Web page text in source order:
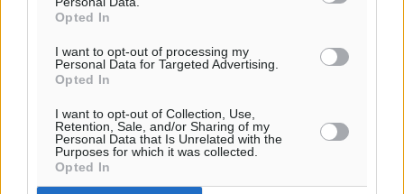
Opted In
I want to opt-out of processing my
Personal Data for Targeted Advertising.
Opted In
I want to opt-out of Collection, Use,
Retention, Sale, and/or Sharing of my
Personal Data that Is Unrelated with the
Purposes for which it was collected.
Opted In